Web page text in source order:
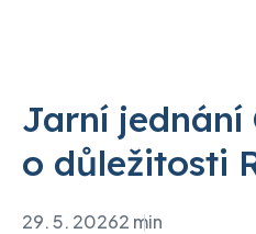
Jarní jednání
o důležitosti
29. 5. 20262 min